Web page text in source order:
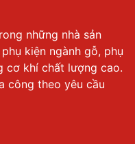
những nhà sản
kiện ngành gỗ, phụ
cơ khí chất lượng cao.
công theo yêu cầu